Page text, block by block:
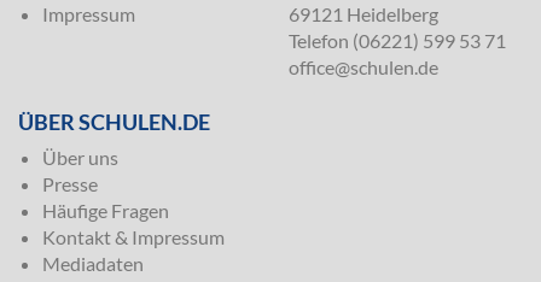
Impressum
69121 Heidelberg
Telefon (06221) 599 53 71
office@schulen.de
ÜBER SCHULEN.DE
Über uns
Presse
Häufige Fragen
Kontakt & Impressum
Mediadaten